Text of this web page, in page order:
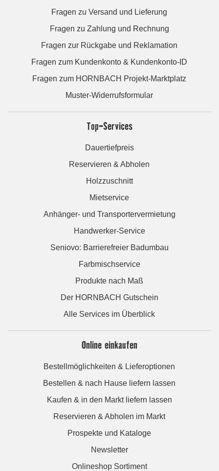
Fragen zu Versand und Lieferung
Fragen zu Zahlung und Rechnung
Fragen zur Rückgabe und Reklamation
Fragen zum Kundenkonto & Kundenkonto-ID
Fragen zum HORNBACH Projekt-Marktplatz
Muster-Widerrufsformular
Top-Services
Dauertiefpreis
Reservieren & Abholen
Holzzuschnitt
Mietservice
Anhänger- und Transportervermietung
Handwerker-Service
Seniovo: Barrierefreier Badumbau
Farbmischservice
Produkte nach Maß
Der HORNBACH Gutschein
Alle Services im Überblick
Online einkaufen
Bestellmöglichkeiten & Lieferoptionen
Bestellen & nach Hause liefern lassen
Kaufen & in den Markt liefern lassen
Reservieren & Abholen im Markt
Prospekte und Kataloge
Newsletter
Onlineshop Sortiment